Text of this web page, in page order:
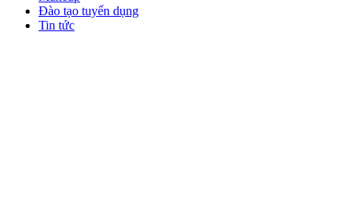
Đào tạo tuyển dụng
Tin tức